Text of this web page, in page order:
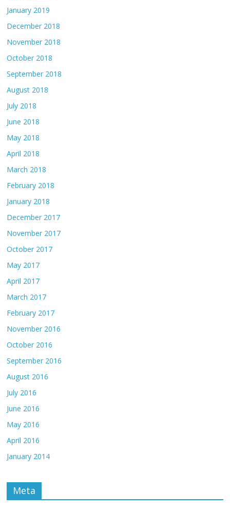
January 2019
December 2018
November 2018
October 2018
September 2018
August 2018
July 2018
June 2018
May 2018
April 2018
March 2018
February 2018
January 2018
December 2017
November 2017
October 2017
May 2017
April 2017
March 2017
February 2017
November 2016
October 2016
September 2016
August 2016
July 2016
June 2016
May 2016
April 2016
January 2014
Meta